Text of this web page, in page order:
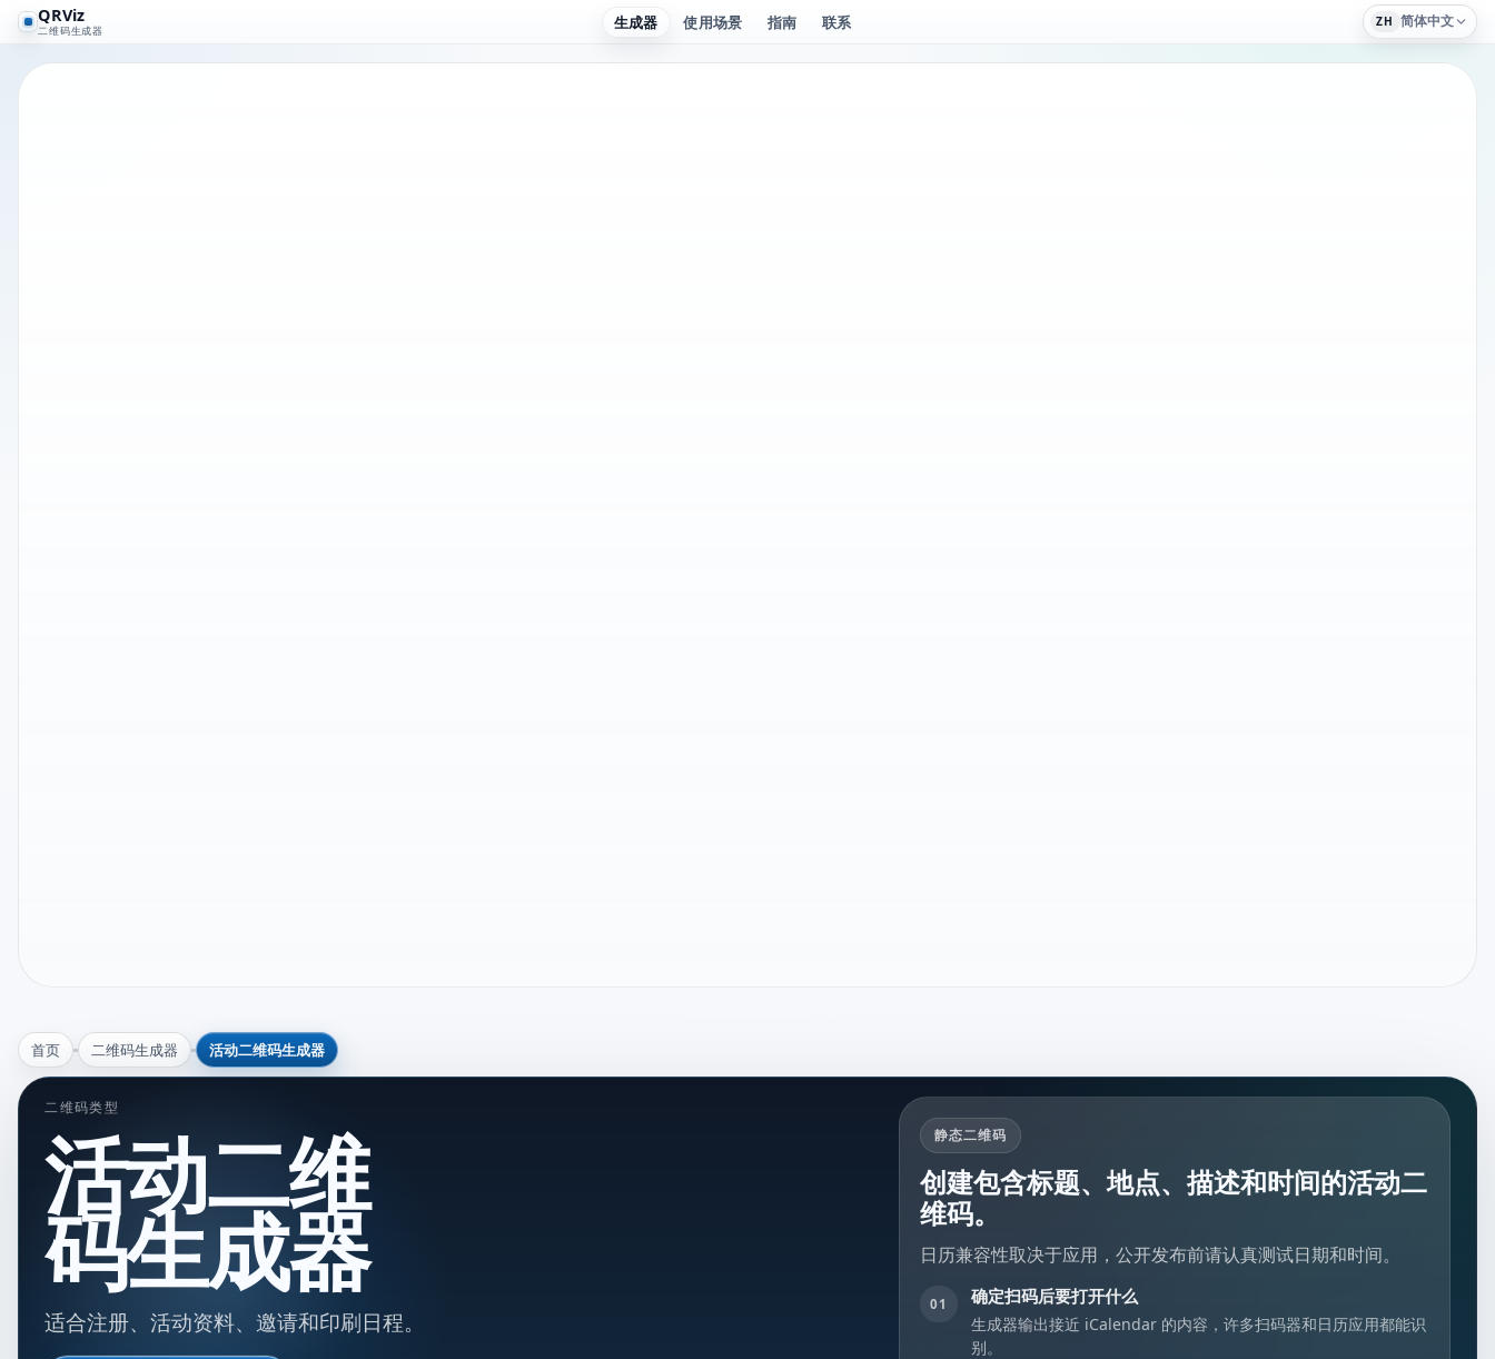
QRViz
二维码生成器 生成器 使用场景 指南 联系 ZH 简体中文
首页 二维码生成器 活动二维码生成器
二维码类型
活动二维
码生成器
适合注册、活动资料、邀请和印刷日程。
静态二维码
创建包含标题、地点、描述和时间的活动二
维码。
日历兼容性取决于应用，公开发布前请认真测试日期和时间。
01 确定扫码后要打开什么
生成器输出接近 iCalendar 的内容，许多扫码器和日历应用都能识
别。